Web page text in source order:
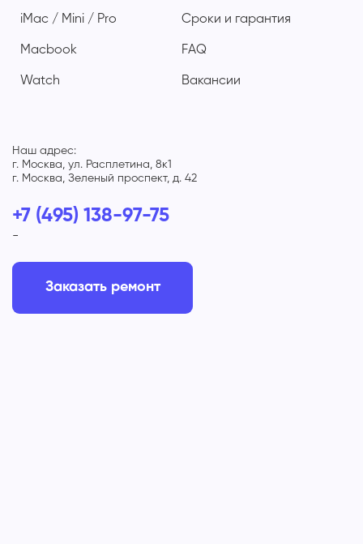
iMac / Mini / Pro
Macbook
Watch
Сроки и гарантия
FAQ
Вакансии
Наш адрес:
г. Москва, ул. Расплетина, 8к1
г. Москва, Зеленый проспект, д. 42
+7 (495) 138-97-75
-
Заказать ремонт